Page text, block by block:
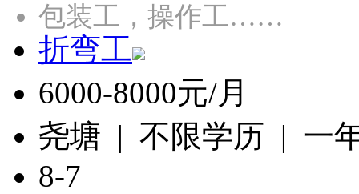
包装工，操作工……
折弯工
6000-8000元/月
尧塘 | 不限学历 | 一
8-7